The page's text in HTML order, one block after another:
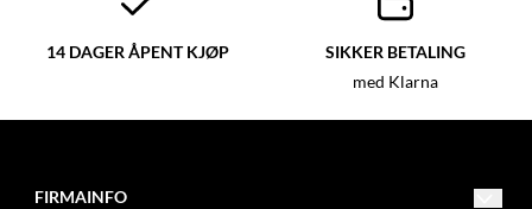
14 DAGER ÅPENT KJØP SIKKER BETALING
med Klarna
FIRMAINFO